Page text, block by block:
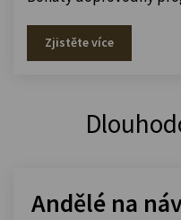
Zjistěte více
Andělé na